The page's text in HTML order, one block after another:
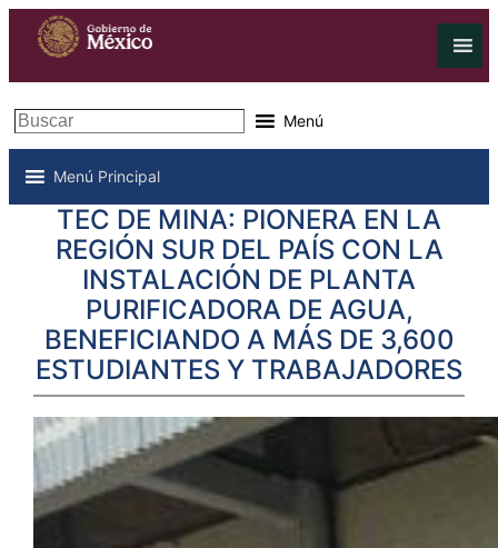
Buscar Menú
Menú Principal
TEC DE MINA: PIONERA EN LA
REGIÓN SUR DEL PAÍS CON LA
INSTALACIÓN DE PLANTA
PURIFICADORA DE AGUA,
BENEFICIANDO A MÁS DE 3,600
ESTUDIANTES Y TRABAJADORES